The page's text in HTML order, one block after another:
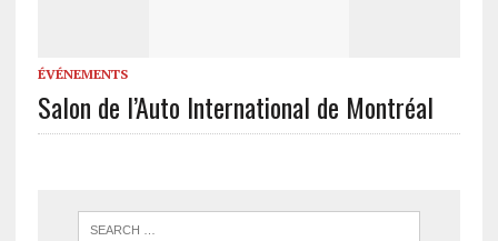
ÉVÉNEMENTS
Salon de l’Auto International de Montréal